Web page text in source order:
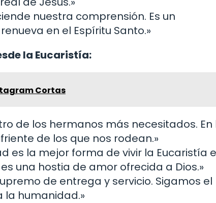
nuestra comprensión. Es un
en el Espíritu Santo.»
la Eucaristía:
Cortas
de los hermanos más necesitados. En
de los que nos rodean.»
es la mejor forma de vivir la Eucaristía
una hostia de amor ofrecida a Dios.»
de entrega y servicio. Sigamos el
la humanidad.»